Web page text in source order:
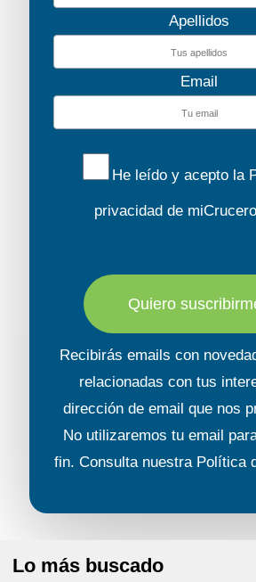
Apellidos
Email
He leído y acepto la
privacidadde
Quiero
Recibirás emails con
relacionadas con tus
dirección de email que nos
No utilizaremos tu email
fin. Consulta nuestra Política
Lo más buscado